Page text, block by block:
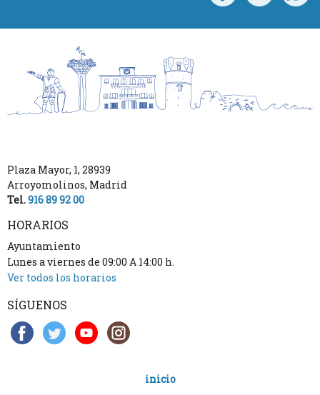
Plaza Mayor, 1, 28939
Arroyomolinos, Madrid
Tel.916 89 92 00
HORARIOS
Ayuntamiento
Lunes a viernes de 09:00 A 14:00 h.
Ver todos los horarios
SÍGUENOS
inicio